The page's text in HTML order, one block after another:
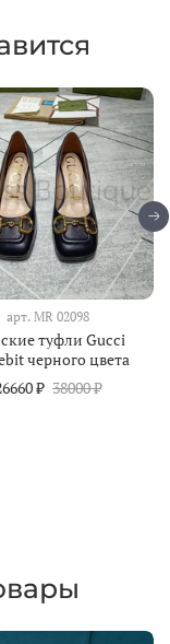
арт. MR 02098
туфли Gucci
черного цвета
₽ 38000 ₽